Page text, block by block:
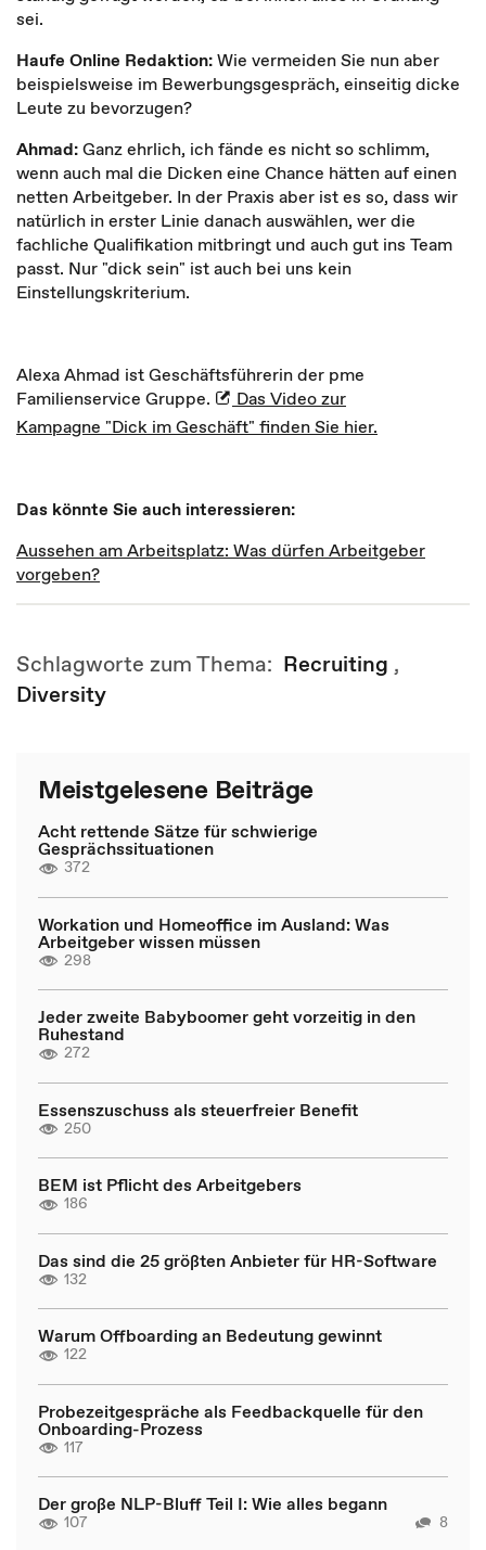
sei.
Haufe Online Redaktion:Wie vermeiden Sie nun aber
beispielsweise im Bewerbungsgespräch, einseitig dicke
Leute zu bevorzugen?
Ahmad:Ganz ehrlich, ich fände es nicht so schlimm,
wenn auch mal die Dicken eine Chance hätten auf einen
netten Arbeitgeber. In der Praxis aber ist es so, dass wir
natürlich in erster Linie danach auswählen, wer die
fachliche Qualifikation mitbringt und auch gut ins Team
passt. Nur "dick sein" ist auch bei uns kein
Einstellungskriterium.
Alexa Ahmad ist Geschäftsführerin der pme
Familienservice Gruppe.
Das Video zur
Kampagne "Dick im Geschäft" finden Sie hier.
Das könnte Sie auch interessieren:
Aussehen am Arbeitsplatz: Was dürfen Arbeitgeber
vorgeben?
Schlagworte zum Thema: Recruiting ,
Diversity
Meistgelesene Beiträge
Acht rettende Sätze für schwierige
Gesprächssituationen
372
Workation und Homeoffice im Ausland: Was
Arbeitgeber wissen müssen
298
Jeder zweite Babyboomer geht vorzeitig in den
Ruhestand
272
Essenszuschuss als steuerfreier Benefit
250
BEM ist Pflicht des Arbeitgebers
186
Das sind die 25 größten Anbieter für HR-Software
132
Warum Offboarding an Bedeutung gewinnt
122
Probezeitgespräche als Feedbackquelle für den
Onboarding-Prozess
117
Der große NLP-Bluff Teil I: Wie alles begann
107 8